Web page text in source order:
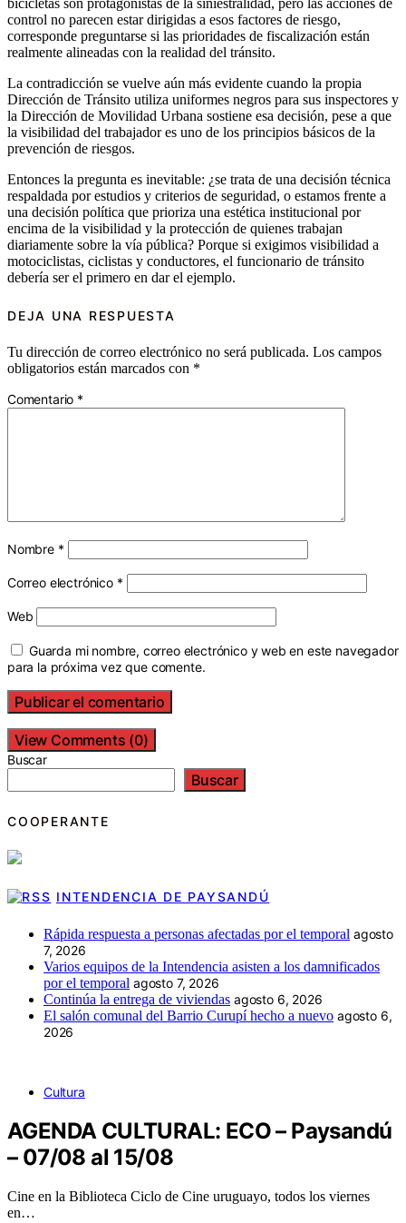
bicicletas son protagonistas de la siniestralidad, pero las acciones de
control no parecen estar dirigidas a esos factores de riesgo,
corresponde preguntarse si las prioridades de fiscalización están
realmente alineadas con la realidad del tránsito.
La contradicción se vuelve aún más evidente cuando la propia
Dirección de Tránsito utiliza uniformes negros para sus inspectores y
la Dirección de Movilidad Urbana sostiene esa decisión, pese a que
la visibilidad del trabajador es uno de los principios básicos de la
prevención de riesgos.
Entonces la pregunta es inevitable: ¿se trata de una decisión técnica
respaldada por estudios y criterios de seguridad, o estamos frente a
una decisión política que prioriza una estética institucional por
encima de la visibilidad y la protección de quienes trabajan
diariamente sobre la vía pública? Porque si exigimos visibilidad a
motociclistas, ciclistas y conductores, el funcionario de tránsito
debería ser el primero en dar el ejemplo.
DEJA UNA RESPUESTA
Tu dirección de correo electrónico no será publicada. Los campos
obligatorios están marcados con *
Comentario *
Nombre *
Correo electrónico *
Web
Guarda mi nombre, correo electrónico y web en este navegador
para la próxima vez que comente.
View Comments (0)
Buscar
Buscar
COOPERANTE
INTENDENCIA DE PAYSANDÚ
Rápida respuesta a personas afectadas por el temporal agosto
7, 2026
Varios equipos de la Intendencia asisten a los damnificados
por el temporal agosto 7, 2026
Continúa la entrega de viviendas agosto 6, 2026
El salón comunal del Barrio Curupí hecho a nuevo agosto 6,
2026
Cultura
AGENDA CULTURAL: ECO – Paysandú
– 07/08 al 15/08
Cine en la Biblioteca Ciclo de Cine uruguayo, todos los viernes
en…